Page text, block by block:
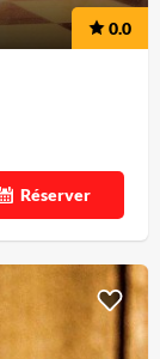
0.0
Réserver